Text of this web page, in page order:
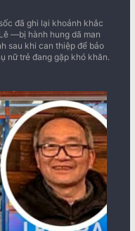
đã ghi lại khoảnh khắc
—bị hành hung dã man
sau khi can thiệp để bảo
nữ trẻ đang gặp khó khăn.